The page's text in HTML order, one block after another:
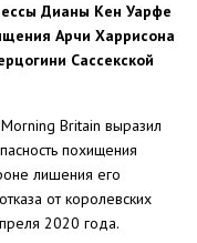
Дианы Кен Уарфе
Арчи Харрисона
Сассекской
Britain выразил
похищения
лишения его
от королевских
2020 года.